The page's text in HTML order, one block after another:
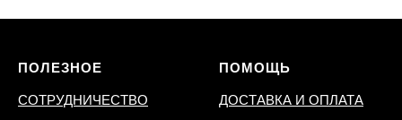
ПОЛЕЗНОЕ
СОТРУДНИЧЕСТВО
ПОМОЩЬ
ДОСТАВКА И ОПЛАТА